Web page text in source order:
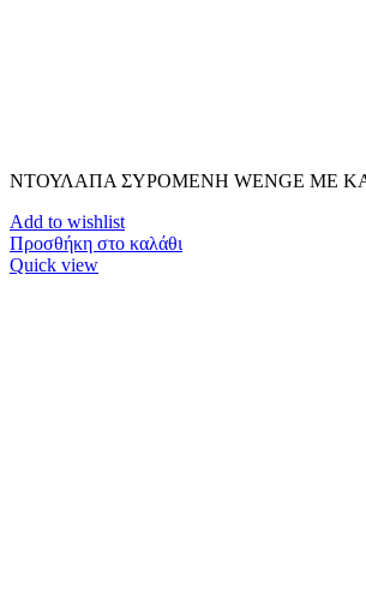
ΝΤΟΥΛΑΠΑ ΣΥΡΟΜΕΝΗ WENGE ΜΕ
Add to wishlist
Προσθήκη στο καλάθι
Quick view